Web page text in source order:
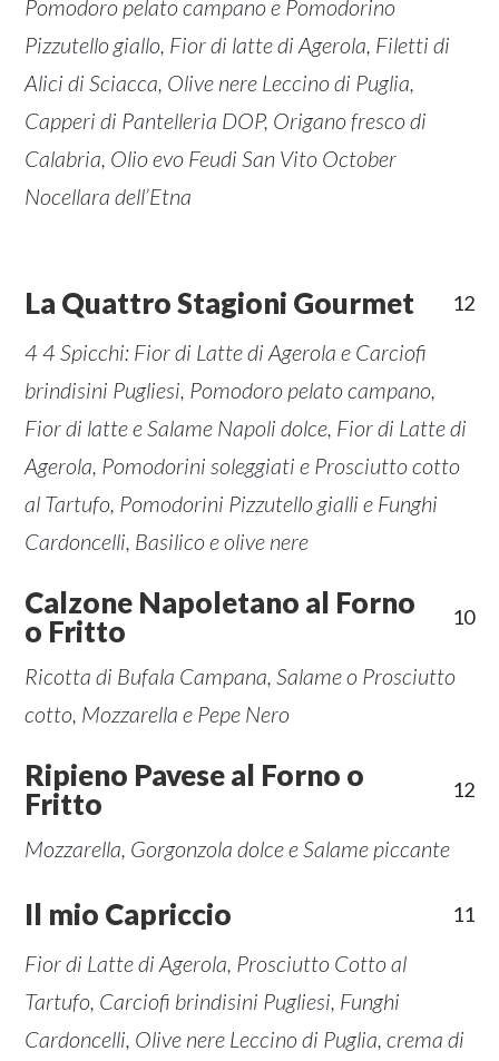
Pomodoro pelato campano e Pomodorino
Pizzutello giallo, Fior di latte di Agerola, Filetti di
Alici di Sciacca, Olive nere Leccino di Puglia,
Capperi di Pantelleria DOP, Origano fresco di
Calabria, Olio evo Feudi San Vito October
Nocellara dell’Etna
La Quattro Stagioni Gourmet 12
4 4 Spicchi: Fior di Latte di Agerola e Carciofi
brindisini Pugliesi, Pomodoro pelato campano,
Fior di latte e Salame Napoli dolce, Fior di Latte di
Agerola, Pomodorini soleggiati e Prosciutto cotto
al Tartufo, Pomodorini Pizzutello gialli e Funghi
Cardoncelli, Basilico e olive nere
Calzone Napoletano al Forno
o Fritto
10
Ricotta di Bufala Campana, Salame o Prosciutto
cotto, Mozzarella e Pepe Nero
Ripieno Pavese al Forno o
Fritto
12
Mozzarella, Gorgonzola dolce e Salame piccante
Il mio Capriccio 11
Fior di Latte di Agerola, Prosciutto Cotto al
Tartufo, Carciofi brindisini Pugliesi, Funghi
Cardoncelli, Olive nere Leccino di Puglia, crema di